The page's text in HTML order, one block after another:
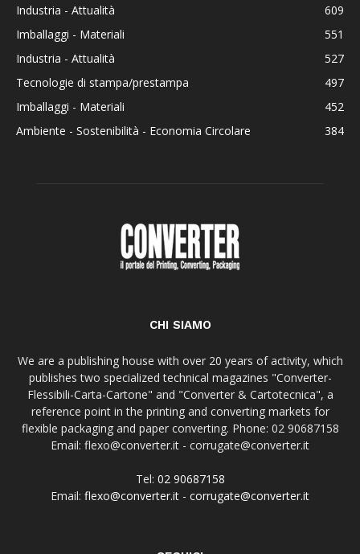
Industria - Attualità
609
Imballaggi - Materiali
551
Industria - Attualità
527
Tecnologie di stampa/prestampa
497
Imballaggi - Materiali
452
Ambiente - Sostenibilità - Economia Circolare
384
CHI SIAMO
We are a publishing house with over 20 years of activity, which
publishes two specialized technical magazines "Converter-
Flessibili-Carta-Cartone" and "Converter & Cartotecnica", a
reference point in the printing and converting markets for
flexible packaging and paper converting. Phone: 02 90687158
Email: flexo@converter.it - corrugate@converter.it
Tel: 02 90687158
Email: flexo@converter.it - corrugate@converter.it